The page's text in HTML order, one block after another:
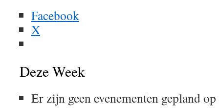
Facebook
X
Deze Week
Er zijn geen evenementen gepland